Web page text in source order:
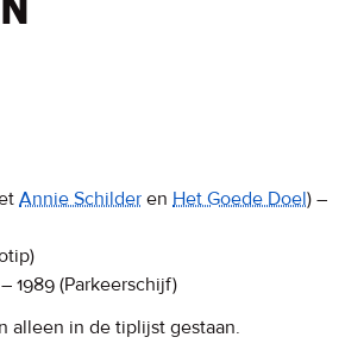
Annie Schilder en Het Goede Doel) –
– 1989 (Parkeerschijf)
alleen in de tiplijst gestaan.